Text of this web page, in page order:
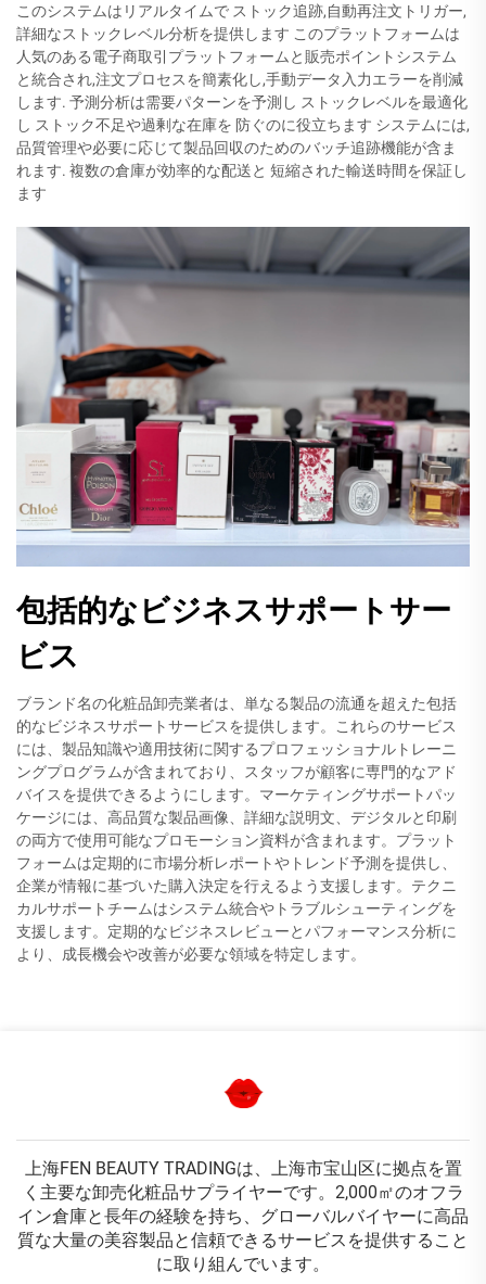
このシステムはリアルタイムで ストック追跡,自動再注文トリガー,
詳細なストックレベル分析を提供します このプラットフォームは
人気のある電子商取引プラットフォームと販売ポイントシステム
と統合され,注文プロセスを簡素化し,手動データ入力エラーを削減
します. 予測分析は需要パターンを予測し ストックレベルを最適化
し ストック不足や過剰な在庫を 防ぐのに役立ちます システムには,
品質管理や必要に応じて製品回収のためのバッチ追跡機能が含ま
れます. 複数の倉庫が効率的な配送と 短縮された輸送時間を保証し
ます
包括的なビジネスサポートサー
ビス
ブランド名の化粧品卸売業者は、単なる製品の流通を超えた包括
的なビジネスサポートサービスを提供します。これらのサービス
には、製品知識や適用技術に関するプロフェッショナルトレーニ
ングプログラムが含まれており、スタッフが顧客に専門的なアド
バイスを提供できるようにします。マーケティングサポートパッ
ケージには、高品質な製品画像、詳細な説明文、デジタルと印刷
の両方で使用可能なプロモーション資料が含まれます。プラット
フォームは定期的に市場分析レポートやトレンド予測を提供し、
企業が情報に基づいた購入決定を行えるよう支援します。テクニ
カルサポートチームはシステム統合やトラブルシューティングを
支援します。定期的なビジネスレビューとパフォーマンス分析に
より、成長機会や改善が必要な領域を特定します。
上海FEN BEAUTY TRADINGは、上海市宝山区に拠点を置
く主要な卸売化粧品サプライヤーです。2,000㎡のオフラ
イン倉庫と長年の経験を持ち、グローバルバイヤーに高品
質な大量の美容製品と信頼できるサービスを提供すること
に取り組んでいます。